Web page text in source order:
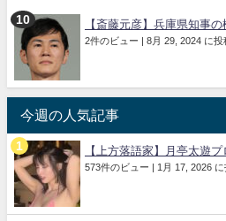
【斎藤元彦】兵庫県知事
2件のビュー | 8月 29, 2024 に投
今週の人気記事
【上方落語家】月亭太遊
573件のビュー | 1月 17, 2026